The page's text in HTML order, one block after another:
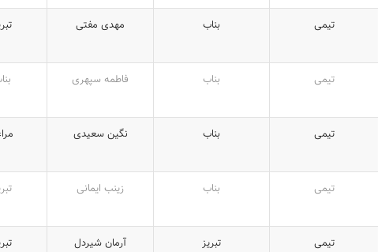
تیمی بناب مهدی مفتی
تیمی بناب فاطمه سپهری
تیمی بناب نگین سعیدی
تیمی بناب زینب ایمانی
تیمی تبریز آرمان شیردل